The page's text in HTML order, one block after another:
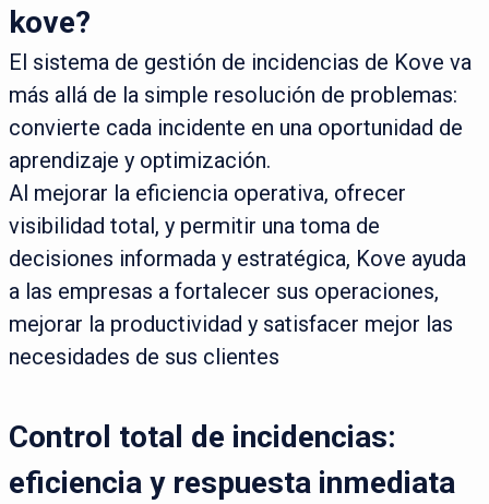
kove?
El sistema de gestión de incidencias de Kove va
más allá de la simple resolución de problemas:
convierte cada incidente en una oportunidad de
aprendizaje y optimización.
Al mejorar la eficiencia operativa, ofrecer
visibilidad total, y permitir una toma de
decisiones informada y estratégica, Kove ayuda
a las empresas a fortalecer sus operaciones,
mejorar la productividad y satisfacer mejor las
necesidades de sus clientes
Control total de incidencias:
eficiencia y respuesta inmediata